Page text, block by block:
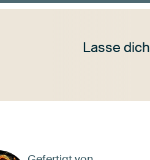
Lasse dich